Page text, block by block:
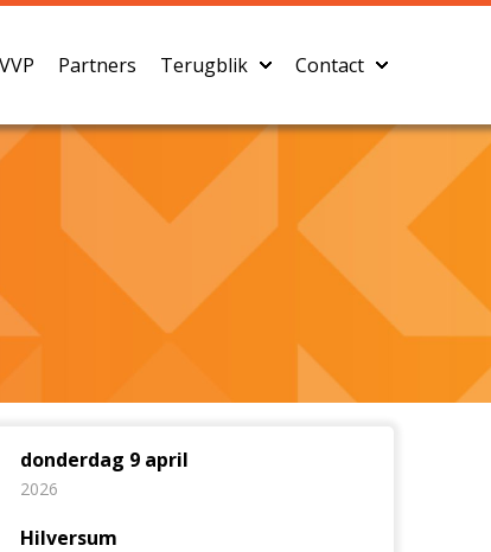
Partners Terugblik Contact
donderdag 9 april
2026
Hilversum